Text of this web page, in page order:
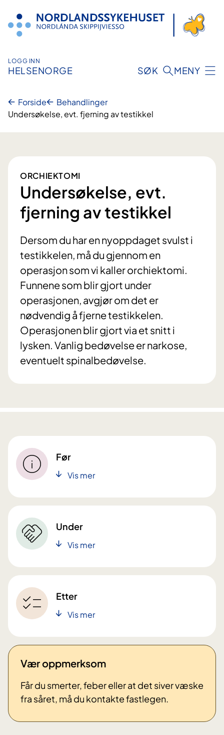
innhold
LOGG INN
HELSENORGE SØK MENY
Forside
Behandlinger
Undersøkelse, evt. fjerning av testikkel
ORCHIEKTOMI
Undersøkelse, evt.
fjerning av testikkel
Dersom du har en nyoppdaget svulst i
testikkelen, må du gjennom en
operasjon som vi kaller orchiektomi.
Funnene som blir gjort under
operasjonen, avgjør om det er
nødvendig å fjerne testikkelen.
Operasjonen blir gjort via et snitt i
lysken. Vanlig bedøvelse er narkose,
eventuelt spinalbedøvelse.
Før
Vis mer
Under
Vis mer
Etter
Vis mer
Vær oppmerksom
Får du smerter, feber eller at det siver væske
fra såret, må du kontakte fastlegen.